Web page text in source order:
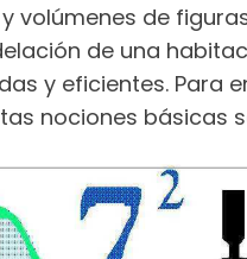
de
de una
y eficientes. Para
nociones básicas